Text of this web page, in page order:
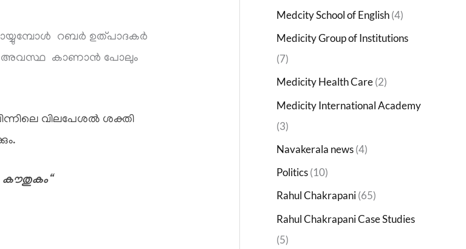
റബർ ഉത്പാദകർ
അവസ്ഥ കാണാൻ പോലും
വിലപേശൽ ശക്തി
കൗതുകം“
Medcity School of English(4)
Medicity Group of Institutions
(7)
Medicity Health Care(2)
Medicity International Academy
(3)
Navakerala news(4)
Politics(10)
Rahul Chakrapani(65)
Rahul Chakrapani Case Studies
(5)